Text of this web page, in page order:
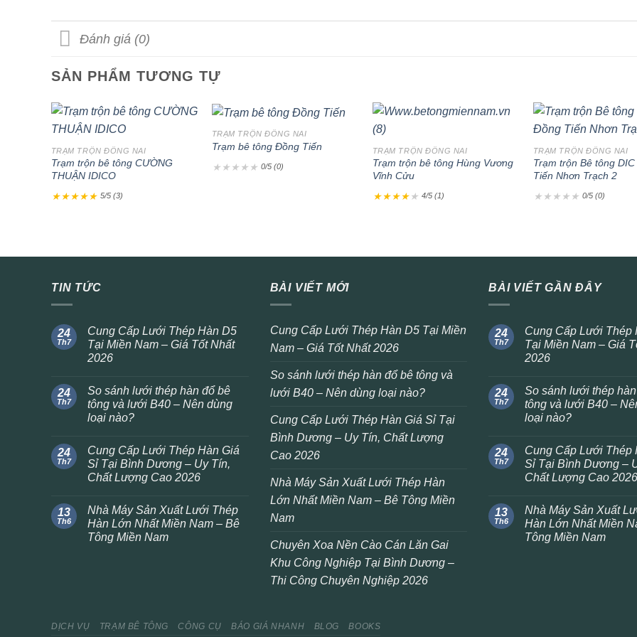
Đánh giá (0)
SẢN PHẨM TƯƠNG TỰ
+
TRẠM TRỘN ĐỒNG NAI
Trạm trộn bê tông CƯỜNG
THUẬN IDICO
★★★★★ 5/5 (3)
+
TRẠM TRỘN ĐỒNG NAI
Trạm bê tông Đồng Tiến
★ ★ ★ ★ ★ 0/5 (0)
TRẠM TRỘN ĐỒNG NAI
Trạm trộn bê tông Hùng Vương
Vĩnh Cửu
★★★★★ 4/5 (1)
TRẠM TRỘN ĐỒNG NAI
Trạm trộn Bê tông
Tiến Nhơn Trạch 2
★ ★ ★ ★ ★ 0/5 (0)
TIN TỨC
24
Th7
Cung Cấp Lưới Thép Hàn D5
Tại Miền Nam – Giá Tốt Nhất
2026
24
Th7
So sánh lưới thép hàn đổ bê
tông và lưới B40 – Nên dùng
loại nào?
24
Th7
Cung Cấp Lưới Thép Hàn Giá
Sỉ Tại Bình Dương – Uy Tín,
Chất Lượng Cao 2026
13
Th6
Nhà Máy Sản Xuất Lưới Thép
Hàn Lớn Nhất Miền Nam – Bê
Tông Miền Nam
BÀI VIẾT MỚI
Cung Cấp Lưới Thép Hàn D5 Tại Miền
Nam – Giá Tốt Nhất 2026
So sánh lưới thép hàn đổ bê tông và
lưới B40 – Nên dùng loại nào?
Cung Cấp Lưới Thép Hàn Giá Sỉ Tại
Bình Dương – Uy Tín, Chất Lượng
Cao 2026
Nhà Máy Sản Xuất Lưới Thép Hàn
Lớn Nhất Miền Nam – Bê Tông Miền
Nam
Chuyên Xoa Nền Cào Cán Lăn Gai
Khu Công Nghiệp Tại Bình Dương –
Thi Công Chuyên Nghiệp 2026
BÀI VIẾT GẦN ĐÂY
24
Th7
Cung Cấp Lưới Thép
Tại Miền Nam – Giá
2026
24
Th7
So sánh lưới thép
tông và lưới B40 –
loại nào?
24
Th7
Cung Cấp Lưới Thép
Sỉ Tại Bình Dương –
Chất Lượng Cao 2026
13
Th6
Nhà Máy Sản Xuất
Hàn Lớn Nhất Miền
Tông Miền Nam
DỊCH VỤ TRẠM BÊ TÔNG CÔNG CỤ BÁO GIÁ NHANH BLOG BOOKS